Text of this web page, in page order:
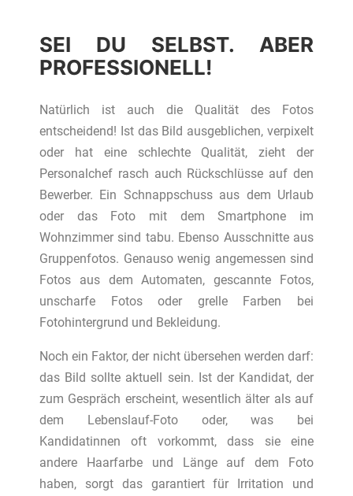
SEI DU SELBST. ABER
PROFESSIONELL!
Natürlich ist auch die Qualität des Fotos
entscheidend! Ist das Bild ausgeblichen, verpixelt
oder hat eine schlechte Qualität, zieht der
Personalchef rasch auch Rückschlüsse auf den
Bewerber. Ein Schnappschuss aus dem Urlaub
oder das Foto mit dem Smartphone im
Wohnzimmer sind tabu. Ebenso Ausschnitte aus
Gruppenfotos. Genauso wenig angemessen sind
Fotos aus dem Automaten, gescannte Fotos,
unscharfe Fotos oder grelle Farben bei
Fotohintergrund und Bekleidung.
Noch ein Faktor, der nicht übersehen werden darf:
das Bild sollte aktuell sein. Ist der Kandidat, der
zum Gespräch erscheint, wesentlich älter als auf
dem Lebenslauf-Foto oder, was bei
Kandidatinnen oft vorkommt, dass sie eine
andere Haarfarbe und Länge auf dem Foto
haben, sorgt das garantiert für Irritation und